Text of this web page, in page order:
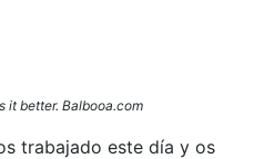
it better. Balbooa.com
trabajado este día y os